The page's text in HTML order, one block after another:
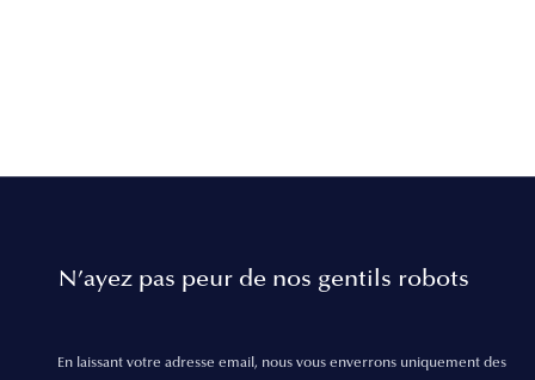
N’ayez pas peur de nos gentils robots
En laissant votre adresse email, nous vous enverrons uniquement des